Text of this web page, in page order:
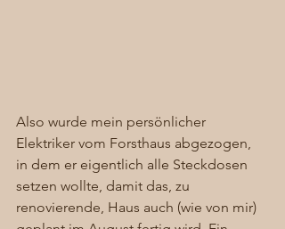
Also wurde mein persönlicher
Elektriker vom Forsthaus abgezogen,
in dem er eigentlich alle Steckdosen
setzen wollte, damit das, zu
renovierende, Haus auch (wie von mir)